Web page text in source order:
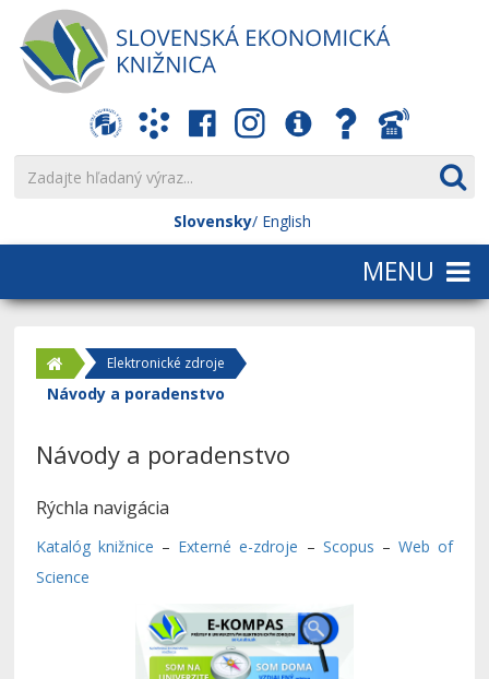
Slovensky English
Elektronické zdroje
Návody a poradenstvo
Návody a poradenstvo
Rýchla navigácia
Katalóg knižnice – Externé e-zdroje – Scopus – Web of
Science